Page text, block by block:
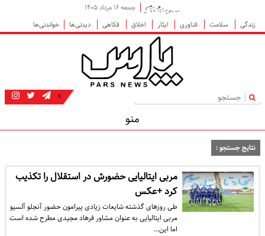
جمعه ۱۶ مرداد ۱۴۰۵
زندگی
سلامت فناوری ایثار اخلاق فکاهی دیدنی‌ها خواندنی‌ها
|
منو
نتایج جستجو :
مربی ایتالیایی حضورش در استقلال را تکذیب
کرد +عکس
طی روزهای گذشته شایعات زیادی پیرامون حضور آنجلو آلسیو
مربی ایتالیایی به عنوان مشاور فرهاد مجیدی مطرح شده است
اما این…